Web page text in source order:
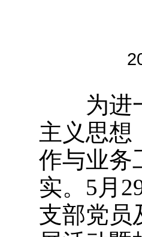
为进一
主义思想
作与业务
实。5月
支部党员